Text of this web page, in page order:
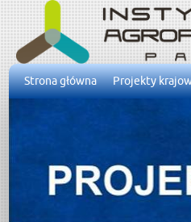
Strona główna Projekty